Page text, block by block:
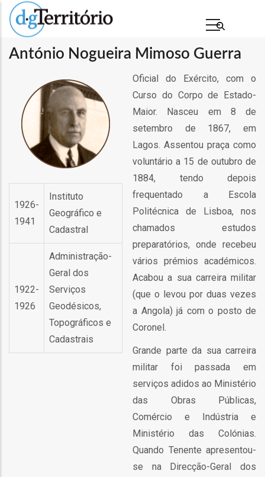
Passar
para
conteúdo
António Nogueira Mimoso Guerra
1926-
1941
Instituto
Geográfico e
Cadastral
1922-
1926
Administração-
Geral dos
Serviços
Geodésicos,
Topográficos e
Cadastrais
Oficial do Exército, com o
Curso do Corpo de Estado-
Maior. Nasceu em 8 de
setembro de 1867, em
Lagos. Assentou praça como
voluntário a 15 de outubro de
1884, tendo depois
frequentado a Escola
Politécnica de Lisboa, nos
chamados estudos
preparatórios, onde recebeu
vários prémios académicos.
Acabou a sua carreira militar
(que o levou por duas vezes
a Angola) já com o posto de
Coronel.
Grande parte da sua carreira
militar foi passada em
serviços adidos ao Ministério
das Obras Públicas,
Comércio e Indústria e
Ministério das Colónias.
Quando Tenente apresentou-
se na Direcção-Geral dos